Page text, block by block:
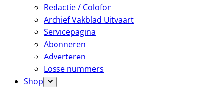
Redactie / Colofon
Archief Vakblad Uitvaart
Servicepagina
Abonneren
Adverteren
Losse nummers
Shop